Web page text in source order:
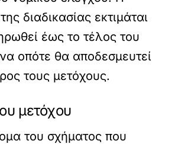
διαδικασίας εκτιμάται
έως το τέλος του
οπότε θα αποδεσμευτεί
τους μετόχους.
μετόχου
του σχήματος που